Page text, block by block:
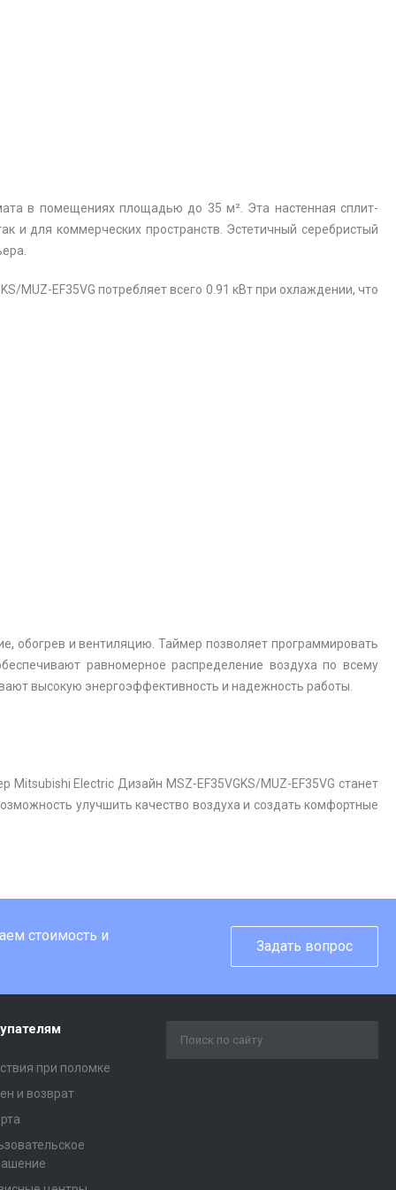
в помещениях площадью до 35 м². Эта настенная сплит-
и для коммерческих пространств. Эстетичный серебристый
EF35VG потребляет всего 0.91 кВт при охлаждении, что
обогрев и вентиляцию. Таймер позволяет программировать
равномерное распределение воздуха по всему
высокую энергоэффективность и надежность работы.
Electric Дизайн MSZ-EF35VGKS/MUZ-EF35VG станет
улучшить качество воздуха и создать комфортные
стоимость и
Задать вопрос
при поломке
и возврат